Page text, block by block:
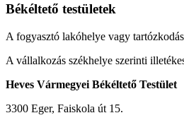
Békéltető testületek
A fogyasztó lakóhelye vagy
A vállalkozás székhelye szerinti
Heves Vármegyei Békéltető Testület
3300 Eger, Faiskola út 15.